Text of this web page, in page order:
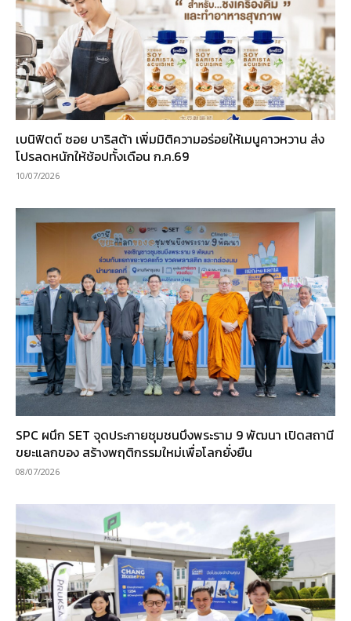
เบนิฟิตต์ ซอย บาริสต้า เพิ่มมิติความอร่อยให้เมนูคาวหวาน ส่ง
โปรลดหนักให้ช้อปทั้งเดือน ก.ค.69
10/07/2026
SPC ผนึก SET จุดประกายชุมชนบึงพระราม 9 พัฒนา เปิดสถานี
ขยะแลกของ สร้างพฤติกรรมใหม่เพื่อโลกยั่งยืน
08/07/2026